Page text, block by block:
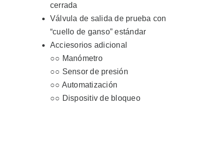
cerrada
Válvula de salida de prueba con
“cuello de ganso” estándar
Acciesorios adicional
○○ Manómetro
○○ Sensor de presión
○○ Automatización
○○ Dispositiv de bloqueo